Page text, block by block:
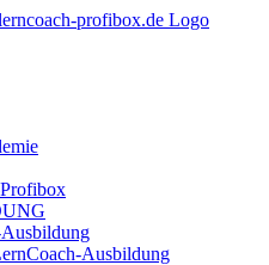
Ausbildung